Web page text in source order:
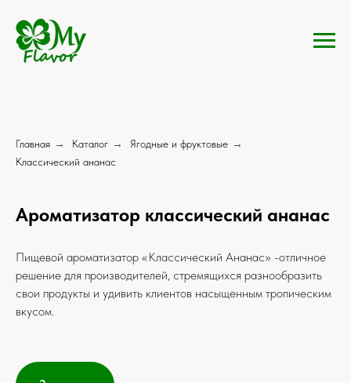
Главная → Каталог → Ягодные и фруктовые →
Классический ананас
Ароматизатор классический ананас
Пищевой ароматизатор «Классический Ананас» -отличное
решение для производителей, стремящихся разнообразить
свои продукты и удивить клиентов насыщенным тропическим
вкусом.